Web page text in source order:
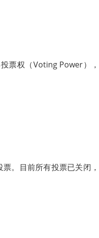
票权（Voting Power），
。目前所有投票已关闭，